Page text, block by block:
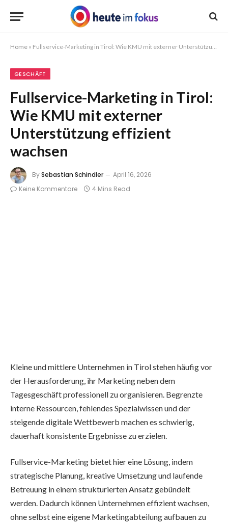
Home » Fullservice-Marketing in Tirol: Wie KMU mit externer Unterstützung effizient wachsen
GESCHÄFT
Fullservice-Marketing in Tirol:
Wie KMU mit externer
Unterstützung effizient
wachsen
BySebastian Schindler
April 16, 2026
Keine Kommentare
4 Mins Read
Kleine und mittlere Unternehmen in Tirol stehen häufig vor
der Herausforderung, ihr Marketing neben dem
Tagesgeschäft professionell zu organisieren. Begrenzte
interne Ressourcen, fehlendes Spezialwissen und der
steigende digitale Wettbewerb machen es schwierig,
dauerhaft konsistente Ergebnisse zu erzielen.
Fullservice-Marketing bietet hier eine Lösung, indem
strategische Planung, kreative Umsetzung und laufende
Betreuung in einem strukturierten Ansatz gebündelt
werden. Dadurch können Unternehmen effizient wachsen,
ohne selbst eine eigene Marketingabteilung aufbauen zu